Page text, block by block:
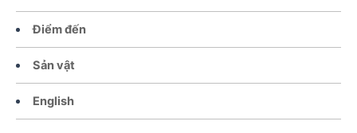
Điểm đến
Sản vật
English